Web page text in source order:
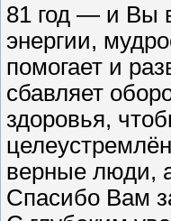
81 год — и Вы
энергии,
помогает и
сбавляет
здоровья,
верные люди,
Спасибо Вам